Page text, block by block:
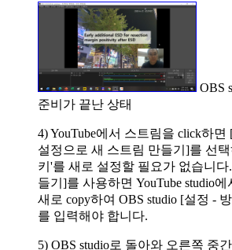
OBS
준비가 끝난 상태
4) YouTube에서 스트림을 click하
설정으로 새 스트림 만들기]를 선
키'를 새로 설정할 필요가 없습니
들기]를 사용하면 YouTube studio
새로 copy하여 OBS studio [설정 -
를 입력해야 합니다.
5) OBS studio로 돌아와 오른쪽 중